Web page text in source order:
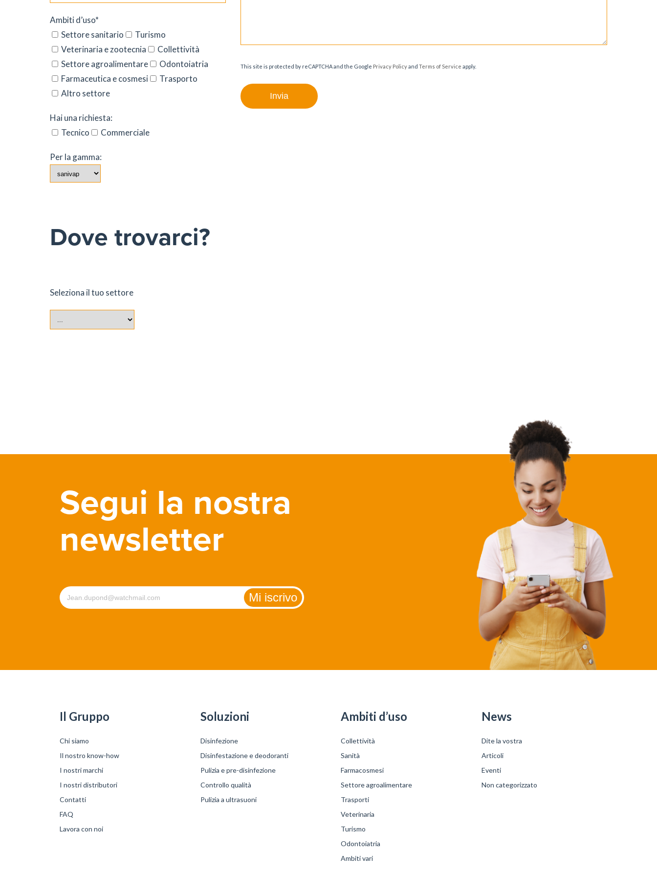
Ambiti d’uso*
Settore sanitario
Turismo
Veterinaria e zootecnia
Collettività
Settore agroalimentare
Odontoiatria
Farmaceutica e cosmesi
Trasporto
Altro settore
Hai una richiesta:
Tecnico
Commerciale
Per la gamma:
This site is protected by reCAPTCHA and the Google Privacy Policyand Terms of Service apply.
Dove trovarci?
Seleziona il tuo settore
Segui la nostra
newsletter
Il Gruppo
Chi siamo
Il nostro know-how
I nostri marchi
I nostri distributori
Contatti
FAQ
Lavora con noi
Soluzioni
Disinfezione
Disinfestazione e deodoranti
Pulizia e pre-disinfezione
Controllo qualità
Pulizia a ultrasuoni
Ambiti d’uso
Collettività
Sanità
Farmacosmesi
Settore agroalimentare
Trasporti
Veterinaria
Turismo
Odontoiatria
Ambiti vari
News
Dite la vostra
Articoli
Eventi
Non categorizzato